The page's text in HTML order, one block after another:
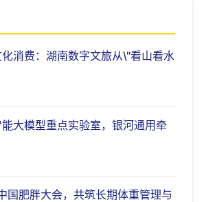
消费：湖南数字文旅从\"看山看水
大模型重点实验室，银河通用牵
国肥胖大会，共筑长期体重管理与